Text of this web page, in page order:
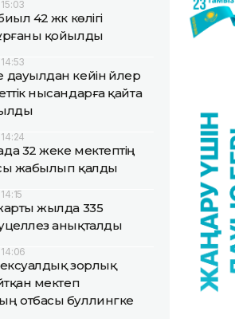
42 жүк көлігі
қойылды
кейін үйлер
нысандарға қайта
32 жеке мектептің
жабылып қалды
жылда 335
анықталды
зорлық
мектеп
отбасы буллингке